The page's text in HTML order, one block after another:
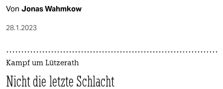
Von Jonas Wahmkow
28.1.2023
Kampf um Lützerath
Nicht die letzte Schlacht